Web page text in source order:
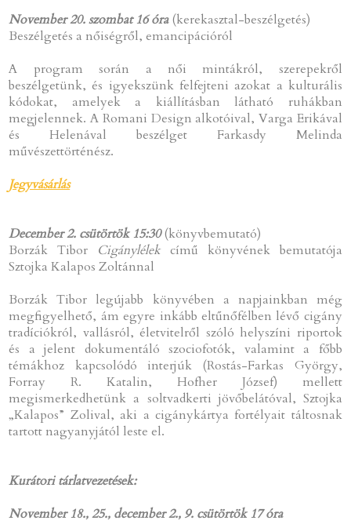
November 20. szombat 16 óra(kerekasztal-beszélgetés)
Beszélgetés a nőiségről, emancipációról
A program során a női mintákról, szerepekről
beszélgetünk, és igyekszünk felfejteni azokat a kulturális
kódokat, amelyek a kiállításban látható ruhákban
megjelennek. A Romani Design alkotóival, Varga Erikával
és Helenával beszélget Farkasdy Melinda
művészettörténész.
Jegyvásárlás
December 2. csütörtök 15:30(könyvbemutató)
Borzák Tibor Cigánylélek című könyvének bemutatója
Sztojka Kalapos Zoltánnal
Borzák Tibor legújabb könyvében a napjainkban még
megfigyelhető, ám egyre inkább eltűnőfélben lévő cigány
tradíciókról, vallásról, életvitelről szóló helyszíni riportok
és a jelent dokumentáló szociofotók, valamint a főbb
témákhoz kapcsolódó interjúk (Rostás-Farkas György,
Forray R. Katalin, Hofher József) mellett
megismerkedhetünk a soltvadkerti jövőbelátóval, Sztojka
„Kalapos” Zolival, aki a cigánykártya fortélyait táltosnak
tartott nagyanyjától leste el.
Kurátori tárlatvezetések:
November 18., 25., december 2., 9. csütörtök 17 óra